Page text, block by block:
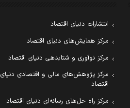
انتشارات دنیای اقتصاد
مرکز همایش‌های دنیای اقتصاد
مرکز نوآوری و شتابدهی دنیای اقتصاد
مرکز پژوهش‌های مالی و اقتصادی دنیای
اقتصاد
مرکز راه حل‌های رسانه‌ای دنیای اقتصاد